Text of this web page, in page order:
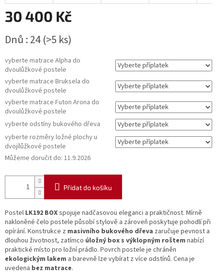
30 400 Kč
cena:
Dnů : 24(>5 ks)
vyberte matrace Alpha do
dvoulůžkové postele
vyberte matrace Bruksela do
dvoulůžkové postele
vyberte matrace Futon Arona do
dvoulůžkové postele
vyberte odstíny bukového dřeva
vyberte rozměry ložné plochy u
dvojílůžkové postele
Můžeme doručit do: 11.9.2026
Přidat do košíku
Postel LK192 BOXspojuje nadčasovou eleganci a praktičnost. Mírně
nakloněné čelo postele působí stylově a zároveň poskytuje pohodlí při
opírání. Konstrukce z masivního bukového dřeva zaručuje pevnost a
dlouhou životnost, zatímco úložný box s výklopným roštem nabízí
praktické místo pro ložní prádlo. Povrch postele je chráněn
ekologickým lakem a barevně lze vybírat z více odstínů. Cena je
uvedena bez matrace.